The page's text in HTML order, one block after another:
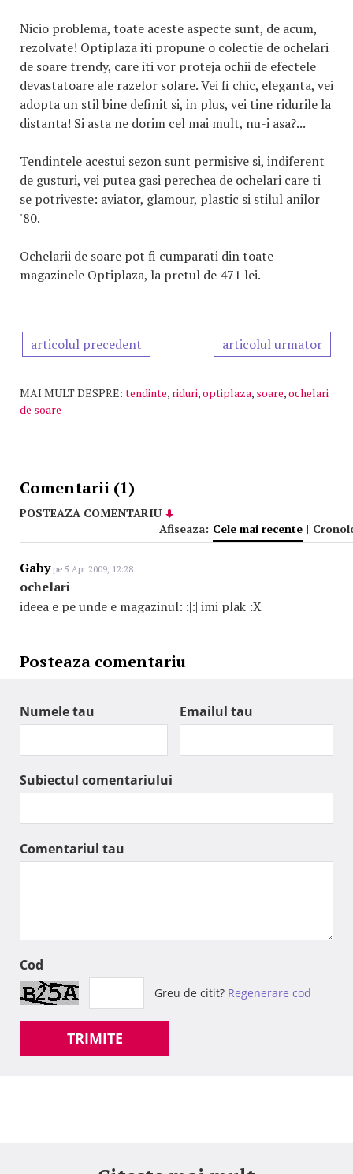
Nicio problema, toate aceste aspecte sunt, de acum,
rezolvate! Optiplaza iti propune o colectie de ochelari
de soare trendy, care iti vor proteja ochii de efectele
devastatoare ale razelor solare. Vei fi chic, eleganta, vei
adopta un stil bine definit si, in plus, vei tine ridurile la
distanta! Si asta ne dorim cel mai mult, nu-i asa?...
Tendintele acestui sezon sunt permisive si, indiferent
de gusturi, vei putea gasi perechea de ochelari care ti
se potriveste: aviator, glamour, plastic si stilul anilor
'80.
Ochelarii de soare pot fi cumparati din toate
magazinele Optiplaza, la pretul de 471 lei.
articolul precedent articolul urmator
MAI MULT DESPRE: tendinte, riduri,optiplaza, soare,ochelari
de soare
Comentarii (1)
POSTEAZA COMENTARIU
Afiseaza: Cele mai recente |
Gabype 5 Apr 2009, 12:28
ochelari
ideea e pe unde e magazinul:|:|:| imi plak :X
Posteaza comentariu
Numele tau Emailul tau
Subiectul comentariului
Comentariul tau
Cod
Greu de citit? Regenerare cod
TRIMITE